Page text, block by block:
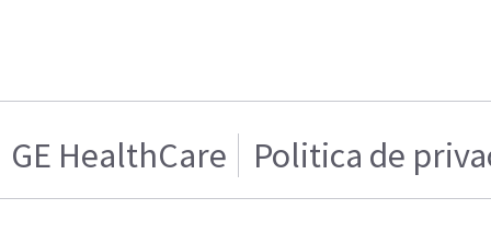
GE HealthCare Politica de